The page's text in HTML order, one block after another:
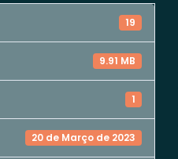
19
9.91 MB
1
20 de Março de 2023